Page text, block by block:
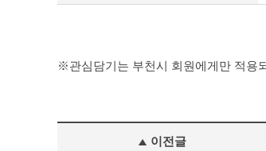
관심담기는 부천시 회원에게만 적용
이전글